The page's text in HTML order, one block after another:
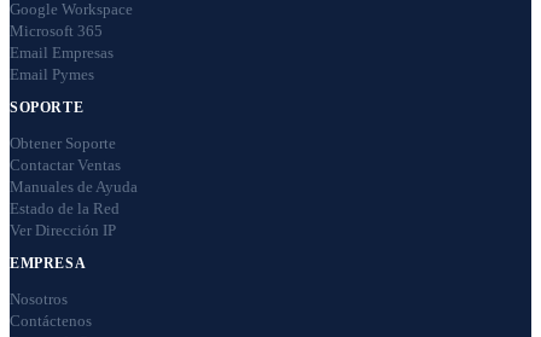
Google Workspace
Microsoft 365
Email Empresas
Email Pymes
SOPORTE
Obtener Soporte
Contactar Ventas
Manuales de Ayuda
Estado de la Red
Ver Dirección IP
EMPRESA
Nosotros
Contáctenos